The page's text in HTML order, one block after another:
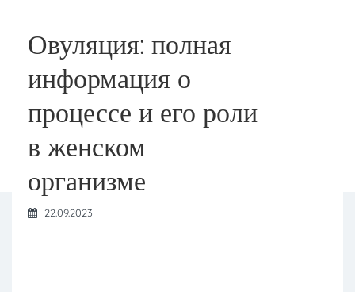
Овуляция: полная
информация о
процессе и его роли
в женском
организме
22.09.2023